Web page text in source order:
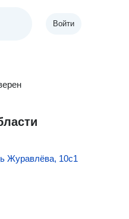
Войти
Журавлёва, 10с1